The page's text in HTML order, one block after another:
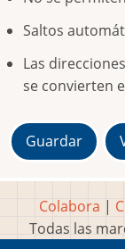
Saltos
Las
se convierten
Colabora |
Todas las